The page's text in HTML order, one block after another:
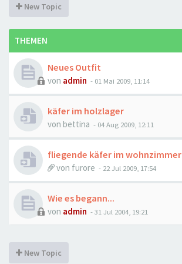
New Topic
THEMEN
Neues Outfit
von admin - 01 Mai 2009, 11:14
käfer im holzlager
von bettina - 04 Aug 2009, 12:11
fliegende käfer im wohnzimmer
von furore - 22 Jul 2009, 17:54
Wie es begann...
von admin -31 Jul 2004, 19:21
New Topic